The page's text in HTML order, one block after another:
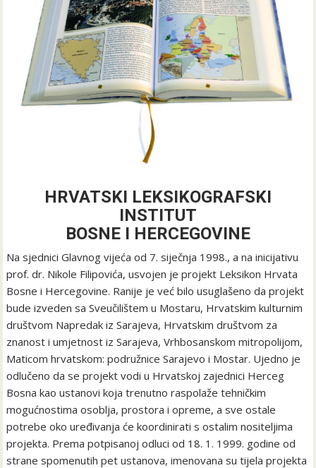
HRVATSKI LEKSIKOGRAFSKI
INSTITUT
BOSNE I HERCEGOVINE
Na sjednici Glavnog vijeća od 7. siječnja 1998., a na inicijativu
prof. dr. Nikole Filipovića, usvojen je projekt Leksikon Hrvata
Bosne i Hercegovine. Ranije je već bilo usuglašeno da projekt
bude izveden sa Sveučilištem u Mostaru, Hrvatskim kulturnim
društvom Napredak iz Sarajeva, Hrvatskim društvom za
znanost i umjetnost iz Sarajeva, Vrhbosanskom mitropolijom,
Maticom hrvatskom: podružnice Sarajevo i Mostar. Ujedno je
odlučeno da se projekt vodi u Hrvatskoj zajednici Herceg
Bosna kao ustanovi koja trenutno raspolaže tehničkim
mogućnostima osoblja, prostora i opreme, a sve ostale
potrebe oko uređivanja će koordinirati s ostalim nositeljima
projekta. Prema potpisanoj odluci od 18. 1. 1999. godine od
strane spomenutih pet ustanova, imenovana su tijela projekta